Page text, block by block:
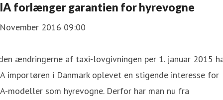
forlænger garantien for hyrevogne
2016 09:00
ændringerne af taxi-lovgivningen per 1. januar 2015
importøren i Danmark oplevet en stigende interesse for
modeller som hyrevogne. Derfor har man nu fra